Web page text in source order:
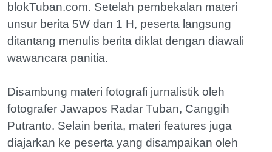
blokTuban.com. Setelah pembekalan materi
unsur berita 5W dan 1 H, peserta langsung
ditantang menulis berita diklat dengan diawali
wawancara panitia.
Disambung materi fotografi jurnalistik oleh
fotografer Jawapos Radar Tuban, Canggih
Putranto. Selain berita, materi features juga
diajarkan ke peserta yang disampaikan oleh